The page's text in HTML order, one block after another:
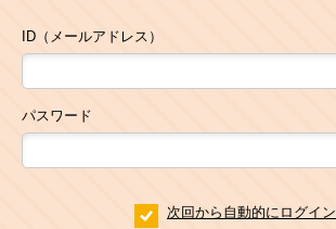
ID（メールアドレス）
パスワード
次回から自動的にログイン